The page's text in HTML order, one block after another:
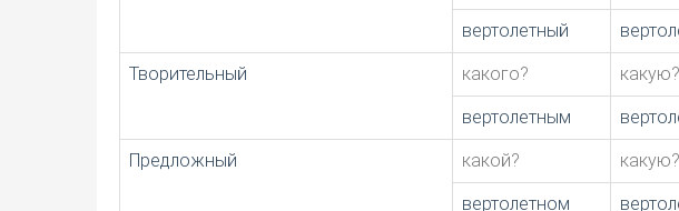
вертолетный
Творительный какого? какую?
вертолетным
Предложный какой? какую?
вертолетном